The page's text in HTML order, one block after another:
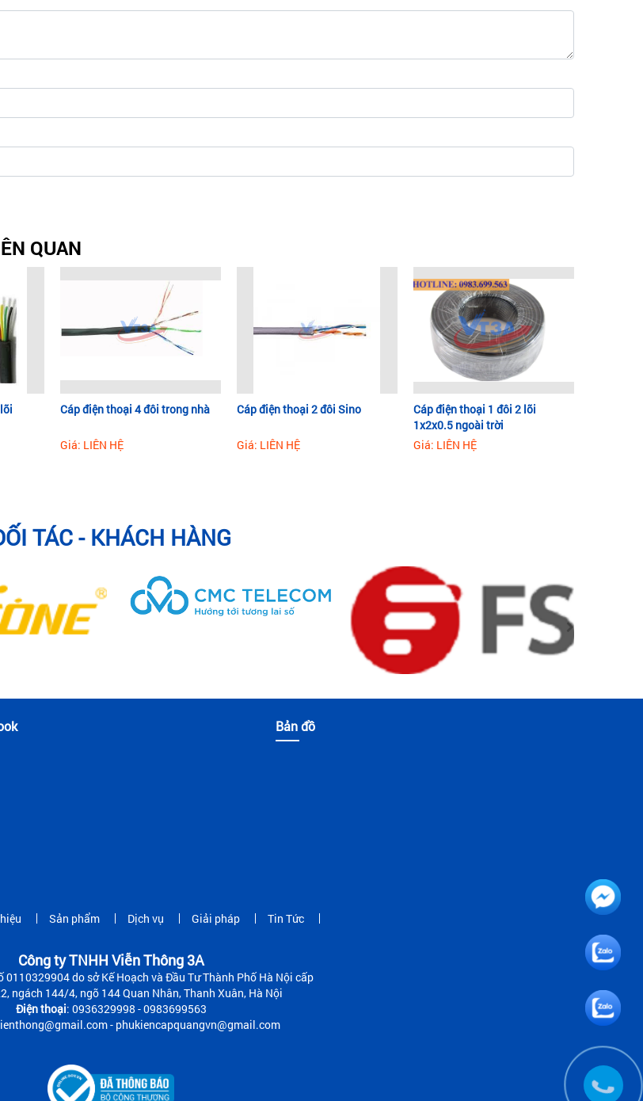
QUAN
Cáp điện thoại 4 đôi trong nhà
Giá: LIÊN HỆ
Cáp điện thoại 2 đôi Sino
Giá: LIÊN HỆ
Cáp điện thoại 1 đôi 2 lõi
1x2x0.5 ngoài trời
Giá: LIÊN HỆ
TÁC - KHÁCH HÀNG
Bản đồ
Sản phẩm Dịch vụ Giải pháp Tin Tức
Công ty TNHH Viễn Thông 3A
0110329904 do sở Kế Hoạch và Đầu Tư Thành Phố Hà Nội cấp
ngách 144/4, ngõ 144 Quan Nhân, Thanh Xuân, Hà Nội
Điện thoại: 0936329998 - 0983699563
- phukiencapquangvn@gmail.com